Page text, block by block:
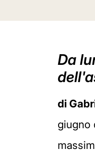
Da
di
giugno